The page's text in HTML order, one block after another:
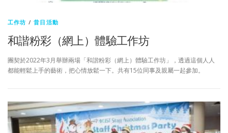
工作坊 /昔日活動
和諧粉彩（網上）體驗工作坊
團契於2022年3月舉辦兩場「和諧粉彩（網上）體驗工作坊」，透過這個人人
都能輕鬆上手的藝術，把心情放鬆一下。共有15位同事及親屬一起參加。